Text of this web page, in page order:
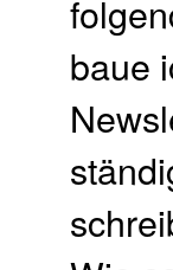
baue